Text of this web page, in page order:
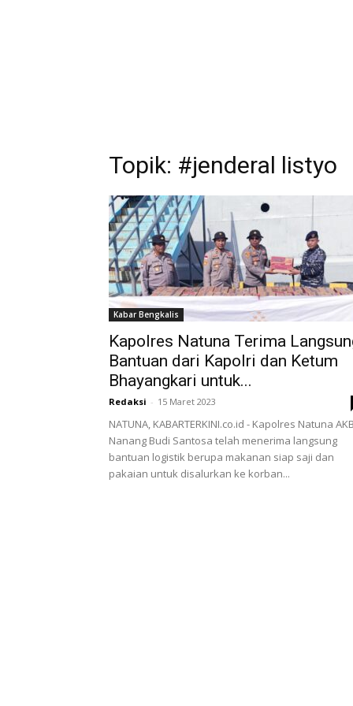
Topik: #jenderal listyo
Kabar Bengkalis
Kapolres Natuna Terima
Bantuan dari Kapolri dan Ketum
Bhayangkari untuk...
Redaksi - 15 Maret 2023
NATUNA, KABARTERKINI.co.id - Kapolres Natuna
Nanang Budi Santosa telah menerima langsung
bantuan logistik berupa makanan siap saji dan
pakaian untuk disalurkan ke korban...